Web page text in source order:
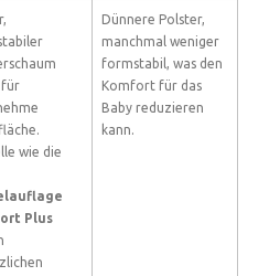
für
wie die
Plus
Dünnere Polster,
manchmal weniger
formstabil, was den
Komfort für das
Baby reduzieren
kann.